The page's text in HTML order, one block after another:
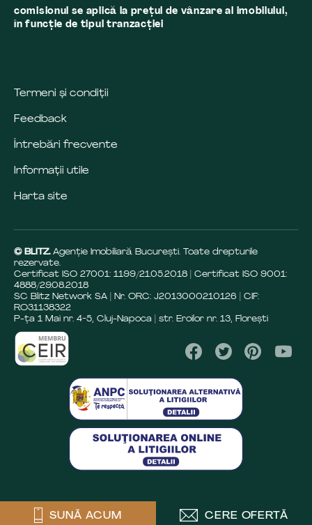
SUNĂ ACUM CERE OFERTĂ
comisionul se aplică la preţul de vânzare al imobilului,
în funcţie de tipul tranzacţiei
Termeni și condiții
Feedback
Întrebări frecvente
Informații utile
Harta site
© BLITZ. Agenție Imobiliară Bucureşti. Toate drepturile
rezervate.
Certificat ISO 27001: 1199/21.05.2018 | Certificat ISO 9001:
4888/29.08.2018
SC Blitz Network SA | Nr. ORC: J2013000210126 | CIF:
RO31138322
P-ța 1 Mai nr. 4-5, Cluj-Napoca | str. Eroilor nr. 13, Florești